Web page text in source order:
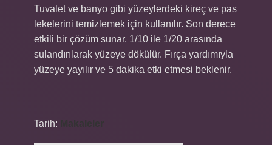
Tuvalet ve banyo gibi yüzeylerdeki kireç ve pas
lekelerini temizlemek için kullanılır. Son derece
etkili bir çözüm sunar. 1/10 ile 1/20 arasında
sulandırılarak yüzeye dökülür. Fırça yardımıyla
yüzeye yayılır ve 5 dakika etki etmesi beklenir.
Tarih: